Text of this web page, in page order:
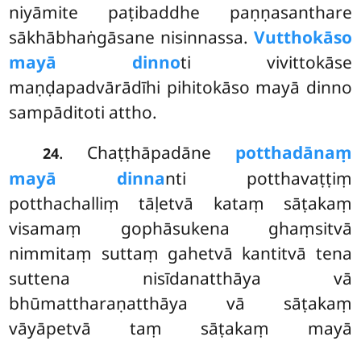
niyāmite paṭibaddhe paṇṇasanthare
sākhābhaṅgāsane nisinnassa. Vutthokāso
mayā dinnoti vivittokāse
maṇḍapadvārādīhi pihitokāso mayā dinno
sampāditoti attho.
24. Chaṭṭhāpadāne potthadānaṃ
mayā dinnanti potthavaṭṭiṃ
potthachalliṃ tāḷetvā kataṃ sāṭakaṃ
visamaṃ gophāsukena ghaṃsitvā
nimmitaṃ suttaṃ gahetvā kantitvā tena
suttena nisīdanatthāya vā
bhūmattharaṇatthāya vā sāṭakaṃ
vāyāpetvā taṃ sāṭakaṃ mayā